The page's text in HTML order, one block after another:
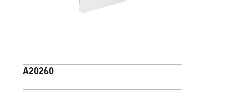
A20260